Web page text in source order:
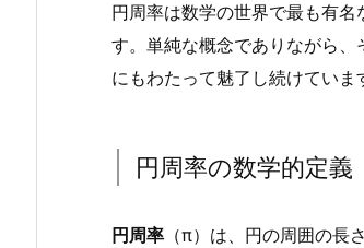
円周率は数学の世界で最も有
す。単純な概念でありながら
にもわたって魅了し続けていま
円周率の数学的定義
円周率 （π）は、円の周囲の